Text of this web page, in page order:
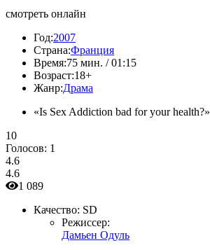
смотреть онлайн
Год:2007
Страна:Франция
Время:75 мин. / 01:15
Возраст:18+
Жанр:Драма
«Is Sex Addiction bad for your health?»
10
Голосов: 1
4.6
4.6
1 089
Качество: SD
Режиссер:
Дамьен Одуль